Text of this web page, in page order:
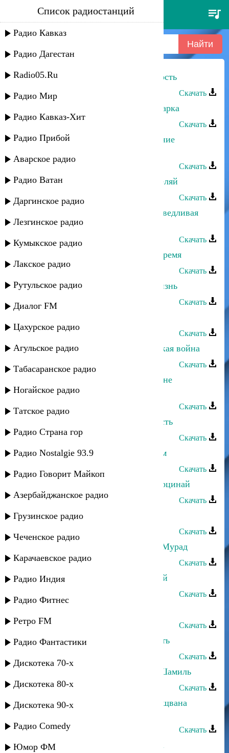
магомедтамир синдиков -
молодость
Список радиостанций
Радио Кавказ
Радио Дагестан
Radio05.Ru
Радио Мир
Радио Кавказ-Хит
Радио Прибой
Аварское радио
Радио Ватан
Даргинское радио
Лезгинское радио
Кумыкское радио
Лакское радио
Рутульское радио
Диалог FM
Цахурское радио
Агульское радио
Табасаранское радио
Ногайское радио
Татское радио
Радио Страна гор
Радио Nostalgie 93.9
Радио Говорит Майкоп
Азербайджанское радио
Грузинское радио
Чеченское радио
Карачаевское радио
Радио Индия
Радио Фитнес
Ретро FM
Радио Фантастики
Дискотека 70-х
Дискотека 80-х
Дискотека 90-х
Радио Comedy
Юмор ФМ
Магомедтамир Синдиков - Молодость
Скачать
Магомедтамир Синдиков - Моя аварка
Скачать
Магомедтамир Синдиков - Обещание
Скачать
Магомедтамир Синдиков - Не стреляй
Скачать
Магомедтамир Синдиков - Несправедливая
жизнь
Скачать
Магомедтамир Синдиков - Наше время
Скачать
Магомедтамир Синдиков - Моя жизнь
Скачать
Скачать
Магомедтамир Синдиков - Кавказкая война
Скачать
Магомедтамир Синдиков - Женщине
посвещается
Скачать
Магомедтамир Синдиков - Жадность
Скачать
Магомедтамир Синдиков - Друзьям
Скачать
Магомедтамир Синдиков - Дир берцинай
Скачать
Магомедтамир Синдиков - Взгляд
Скачать
Магомедтамир Синдиков - ХIажи Мурад
Скачать
Магомедтамир Синдиков - Соловей
Скачать
Скачать
Магомедтамир Синдиков - Старость
Скачать
Магомедтамир Синдиков - Имам Шамиль
Скачать
Магомедтамир Синдиков - Жакъа щвана
Скачать
Магомедтамир Синдиков - Дружба